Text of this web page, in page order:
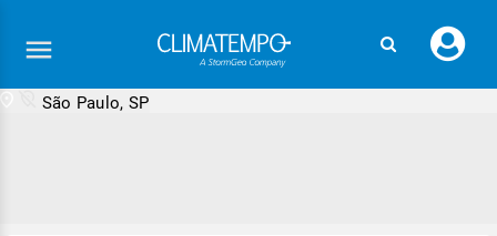
seu
São Paulo, SP